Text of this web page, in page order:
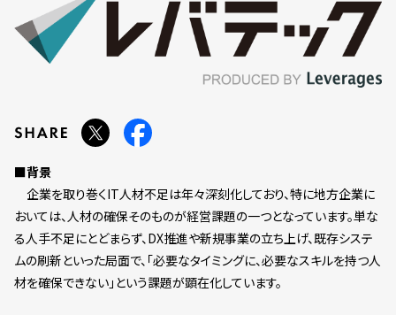
■背景
企業を取り巻くIT人材不足は年々深刻化しており、特に地方企業に
おいては、人材の確保そのものが経営課題の一つとなっています。単な
る人手不足にとどまらず、DX推進や新規事業の立ち上げ、既存システ
ムの刷新といった局面で、「必要なタイミングに、必要なスキルを持つ人
材を確保できない」という課題が顕在化しています。